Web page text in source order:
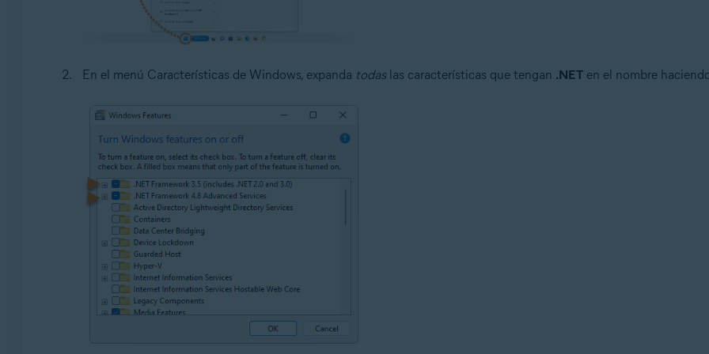
En el menú Características de Windows, expanda todaslas características que tengan .NETen el nombre